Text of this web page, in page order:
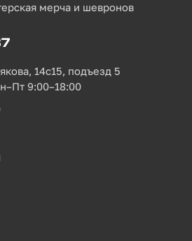
мерча и шевронов
14с15, подъезд 5
9:00–18:00